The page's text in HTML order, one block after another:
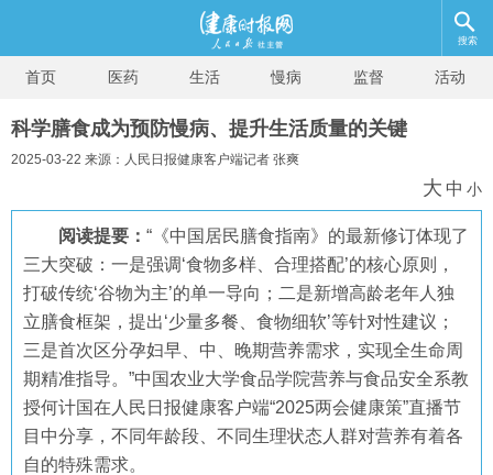
搜索
首页 医药 生活 慢病 监督 活动
科学膳食成为预防慢病、提升生活质量的关键
2025-03-22 来源：人民日报健康客户端记者 张爽
大 中 小
阅读提要： “《中国居民膳食指南》的最新修订体现了
三大突破：一是强调‘食物多样、合理搭配’的核心原则，
打破传统‘谷物为主’的单一导向；二是新增高龄老年人独
立膳食框架，提出‘少量多餐、食物细软’等针对性建议；
三是首次区分孕妇早、中、晚期营养需求，实现全生命周
期精准指导。”中国农业大学食品学院营养与食品安全系教
授何计国在人民日报健康客户端“2025两会健康策”直播节
目中分享，不同年龄段、不同生理状态人群对营养有着各
自的特殊需求。